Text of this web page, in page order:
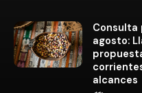
Consulta
agosto:
alcances